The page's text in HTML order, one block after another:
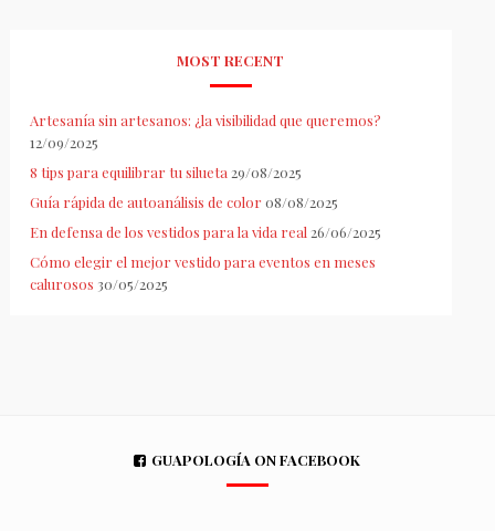
MOST RECENT
Artesanía sin artesanos: ¿la visibilidad que queremos?
12/09/2025
8 tips para equilibrar tu silueta 29/08/2025
Guía rápida de autoanálisis de color 08/08/2025
En defensa de los vestidos para la vida real 26/06/2025
Cómo elegir el mejor vestido para eventos en meses
calurosos 30/05/2025
GUAPOLOGÍA ON FACEBOOK